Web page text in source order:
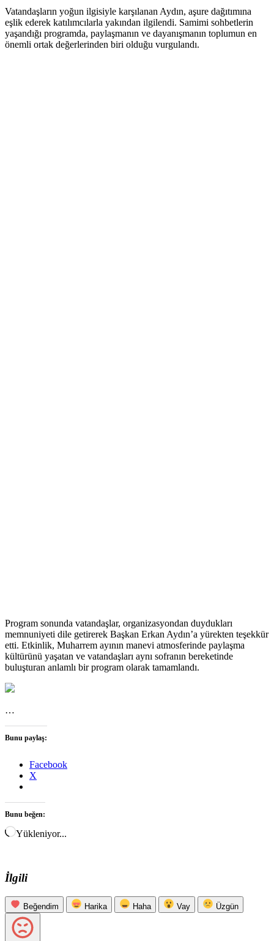
Vatandaşların yoğun ilgisiyle karşılanan Aydın, aşure dağıtımına
eşlik ederek katılımcılarla yakından ilgilendi. Samimi sohbetlerin
yaşandığı programda, paylaşmanın ve dayanışmanın toplumun en
önemli ortak değerlerinden biri olduğu vurgulandı.
Program sonunda vatandaşlar, organizasyondan duydukları
memnuniyeti dile getirerek Başkan Erkan Aydın’a yürekten teşekkür
etti. Etkinlik, Muharrem ayının manevi atmosferinde paylaşma
kültürünü yaşatan ve vatandaşları aynı sofranın bereketinde
buluşturan anlamlı bir program olarak tamamlandı.
…
Bunu paylaş:
Facebook
X
Bunu beğen:
Yükleniyor...
İlgili
Beğendim Harika Haha Vay Üzgün